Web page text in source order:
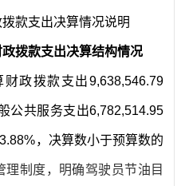
款支出决算情况说明
拨款支出决算结构情况
财政拨款支出9,638,546.79
公共服务支出6,782,514.95
%，决算数小于预算数的
理制度，明确驾驶员节油目